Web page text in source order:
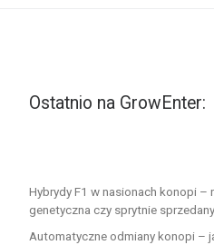
Ostatnio na GrowEnter:
Hybrydy F1 w nasionach konopi –
genetyczna czy sprytnie
Automatyczne odmiany konopi –